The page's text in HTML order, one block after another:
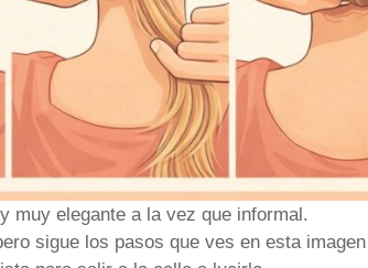
muy elegante a la vez que informal.
sigue los pasos que ves en esta